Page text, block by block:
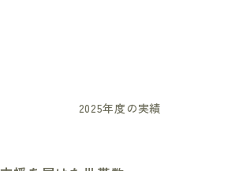
2025年度の実績